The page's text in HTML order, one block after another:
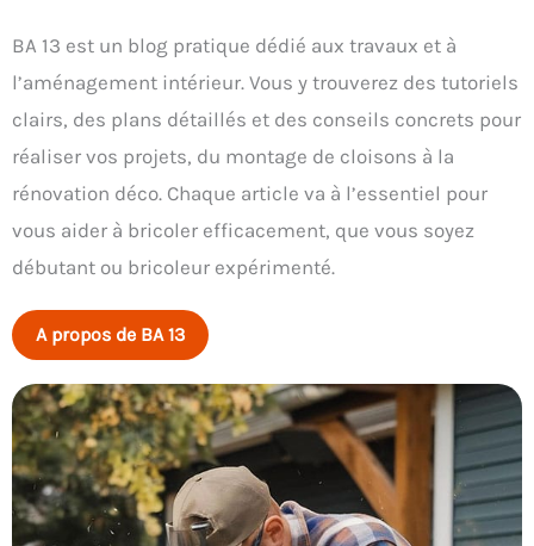
BA 13 est un blog pratique dédié aux travaux et à
l’aménagement intérieur. Vous y trouverez des tutoriels
clairs, des plans détaillés et des conseils concrets pour
réaliser vos projets, du montage de cloisons à la
rénovation déco. Chaque article va à l’essentiel pour
vous aider à bricoler efficacement, que vous soyez
débutant ou bricoleur expérimenté.
A propos de BA 13